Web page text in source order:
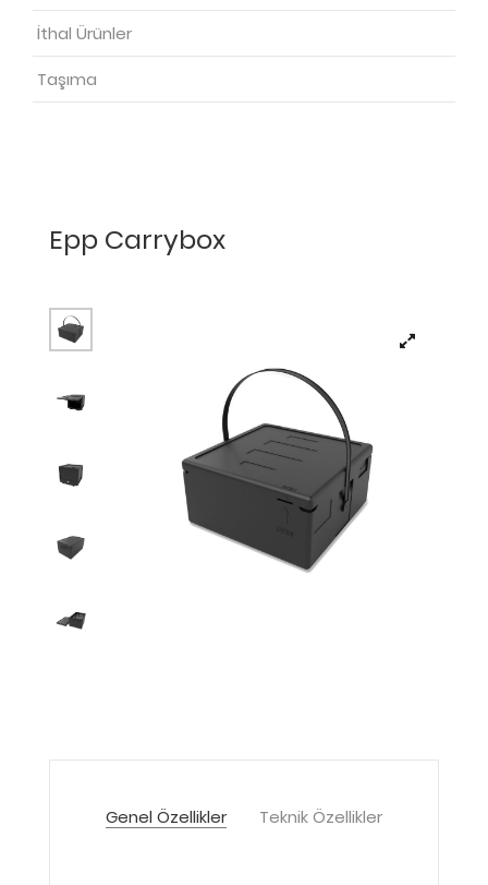
İthal Ürünler
Taşıma
Epp Carrybox
Genel Özellikler Teknik Özellikler